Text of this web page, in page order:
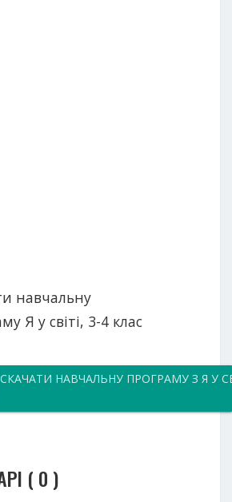
навчальну
Я у світі, 3-4 клас
СКАЧАТИ НАВЧАЛЬНУ ПРОГРАМУ З Я У
( 0 )